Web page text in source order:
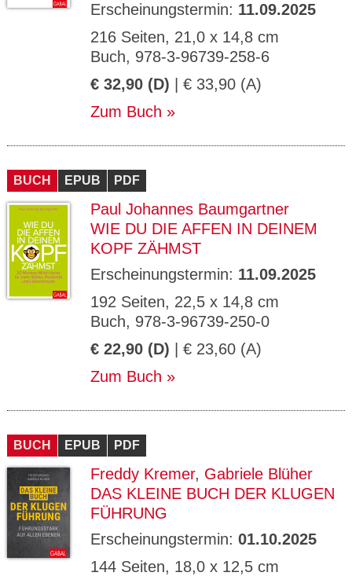
Erscheinungstermin: 11.09.2025
216 Seiten, 21,0 x 14,8 cm
Buch, 978-3-96739-258-6
€ 32,90 (D) | € 33,90 (A)
Zum Buch
BUCH EPUB PDF
Paul Johannes Baumgartner
WIE DU DIE AFFEN IN DEINEM
KOPF ZÄHMST
Erscheinungstermin: 11.09.2025
192 Seiten, 22,5 x 14,8 cm
Buch, 978-3-96739-250-0
€ 22,90 (D) | € 23,60 (A)
Zum Buch
BUCH EPUB PDF
Freddy Kremer, Gabriele Blüher
DAS KLEINE BUCH DER KLUGEN
FÜHRUNG
Erscheinungstermin: 01.10.2025
144 Seiten, 18,0 x 12,5 cm